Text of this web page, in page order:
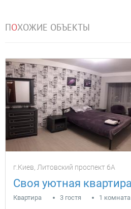
ПОХОЖИЕ ОБЪЕКТЫ
г.Киев, Литовский проспект 6А
Квартира 3 гостя 1 комната